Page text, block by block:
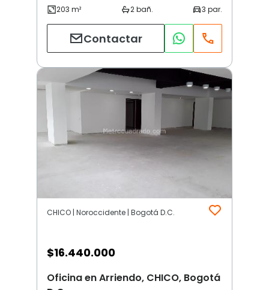
Contactar
CHICO | Noroccidente | Bogotá D.C.
$16.440.000
Oficina en Arriendo, CHICO, Bogotá